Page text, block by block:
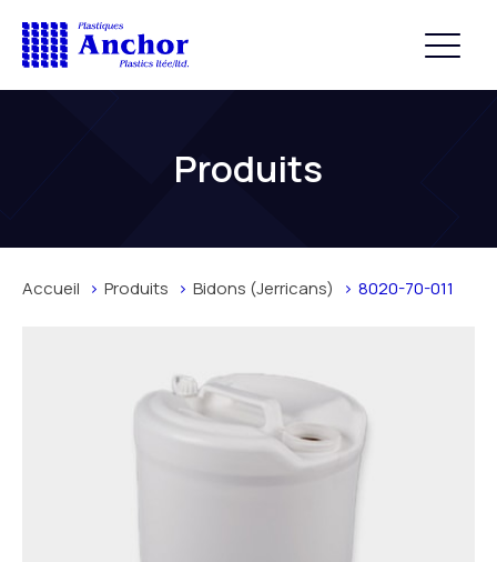
Produits
Accueil Produits Bidons (Jerricans) 8020-70-011